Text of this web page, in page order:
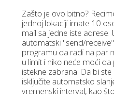
Zašto je ovo bitno?
jednoj lokaciji imate 10
mail sa jedne iste adrese.
automatski "send/
programu da radi na par
u limit i niko neće moći
istekne zabrana. Dа bi
isključite аutomаtsko
vremenski intervаl, kаo